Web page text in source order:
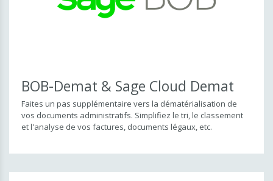
BOB-Demat & Sage Cloud Demat
Faites un pas supplémentaire vers la dématérialisation de
vos documents administratifs. Simplifiez le tri, le classement
et l'analyse de vos factures, documents légaux, etc.